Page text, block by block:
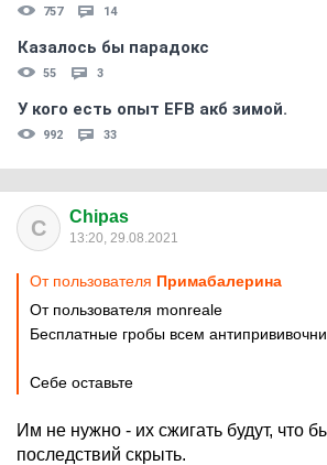
757 14
Казалось бы парадокс
55 3
У кого есть опыт EFB акб зимой.
992 33
C Chipas
13:20, 29.08.2021
От пользователя Примaбaлерина
От пользователя monreale
Бесплатные гробы всем
Себе оставьте
Им не нужно - их сжигать будут, что
последствий скрыть.